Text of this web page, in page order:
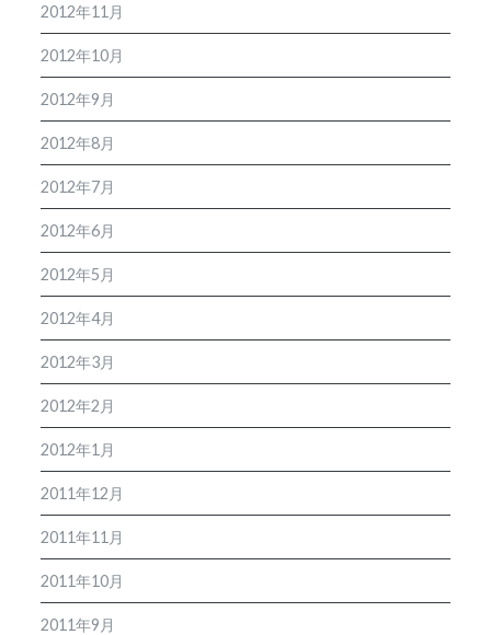
2012年11月
2012年10月
2012年9月
2012年8月
2012年7月
2012年6月
2012年5月
2012年4月
2012年3月
2012年2月
2012年1月
2011年12月
2011年11月
2011年10月
2011年9月